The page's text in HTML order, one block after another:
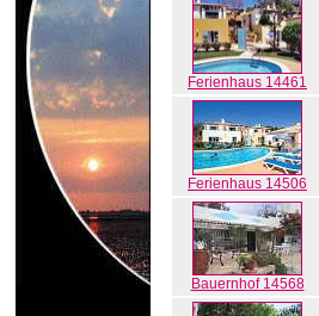
Ferienhaus 14461
Ferienhaus 14506
Bauernhof 14568